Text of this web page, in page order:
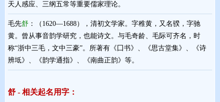
天人感应、三纲五常等重要儒家理论。
毛先舒 ：（1620—1688），清初文学家。字稚黄，又名骙，字驰
黄。曾从事音韵学研究，也能诗文。与毛奇龄、毛际可齐名，时
称“浙中三毛，文中三豪”。所著有《囗书》、《思古堂集》、《诗
辨坻》、《韵学通指》、《南曲正韵》等。
舒 - 相关起名用字：